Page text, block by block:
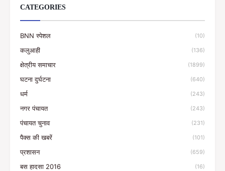
CATEGORIES
BNN स्पेशल (10)
कलुआही (136)
क्षेत्रीय समाचार (1899)
घटना दुर्घटना (640)
धर्म (243)
नगर पंचायत (243)
पंचायत चुनाव (231)
पैक्स की खबरें (101)
प्रशासन (659)
बस हादसा 2016 (16)